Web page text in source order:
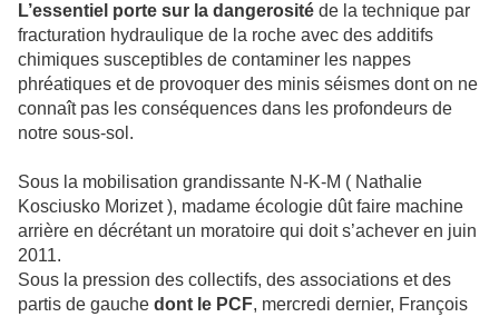
L’essentiel porte sur la dangerosité de la technique par
fracturation hydraulique de la roche avec des additifs
chimiques susceptibles de contaminer les nappes
phréatiques et de provoquer des minis séismes dont on ne
connaît pas les conséquences dans les profondeurs de
notre sous-sol.
Sous la mobilisation grandissante N-K-M ( Nathalie
Kosciusko Morizet ), madame écologie dût faire machine
arrière en décrétant un moratoire qui doit s’achever en juin
2011.
Sous la pression des collectifs, des associations et des
partis de gauche dont le PCF, mercredi dernier, François